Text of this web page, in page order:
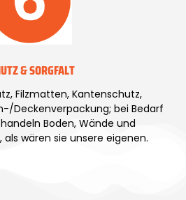
& SORGFALT
Filzmatten, Kantenschutz,
Deckenverpackung; bei Bedarf
Boden, Wände und
als wären sie unsere eigenen.